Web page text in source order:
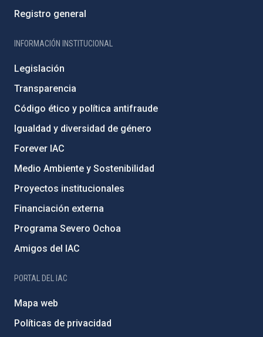
Registro general
INFORMACIÓN INSTITUCIONAL
Legislación
Transparencia
Código ético y política antifraude
Igualdad y diversidad de género
Forever IAC
Medio Ambiente y Sostenibilidad
Proyectos institucionales
Financiación externa
Programa Severo Ochoa
Amigos del IAC
PORTAL DEL IAC
Mapa web
Políticas de privacidad